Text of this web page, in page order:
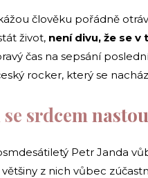
člověku pořádně
život, není divu, že se
čas na sepsání
rocker, který se
srdcem
Petr Janda
z nich vůbec